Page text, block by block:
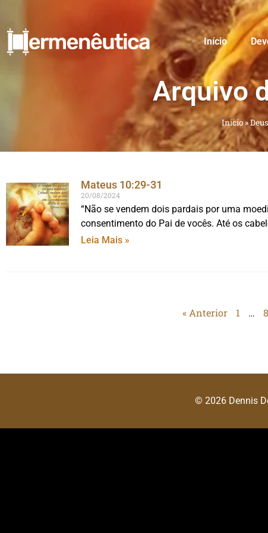
Início
Arquivo
Início»Deus
Mateus 10:29-31
20/08/2024
“Não se vendem dois pardais por uma
consentimento do Pai de vocês. Até os
Leia Mais »
« Anterior 1 … 8
© 2026 Dennis